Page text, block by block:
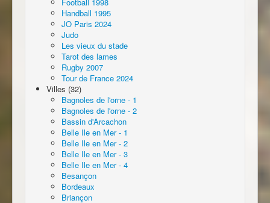
Football 1998
Handball 1995
JO Paris 2024
Judo
Les vieux du stade
Tarot des lames
Rugby 2007
Tour de France 2024
Villes (32)
Bagnoles de l'orne - 1
Bagnoles de l'orne - 2
Bassin d'Arcachon
Belle Ile en Mer - 1
Belle Ile en Mer - 2
Belle Ile en Mer - 3
Belle Ile en Mer - 4
Besançon
Bordeaux
Briançon